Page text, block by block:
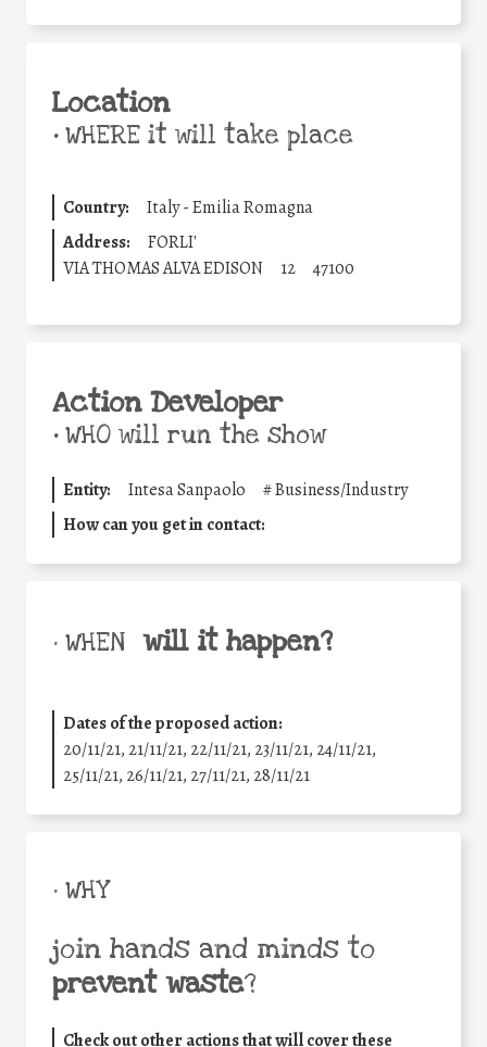
Location
•WHERE it will take place
Country:
Italy - Emilia Romagna
Address:
FORLI'
VIA THOMAS ALVA EDISON
12 47100
Action Developer
•WHO will run the show
Entity: Intesa Sanpaolo #Business/Industry
How can you get in contact:
• WHEN will it happen?
Dates of the proposed action:
20/11/21, 21/11/21, 22/11/21, 23/11/21, 24/11/21,
25/11/21, 26/11/21, 27/11/21, 28/11/21
• WHY
join hands and minds to
prevent waste?
Check out other actions that will cover these